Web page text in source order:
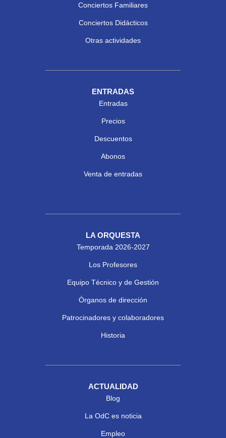
Conciertos Familiares
Conciertos Didácticos
Otras actividades
ENTRADAS
Entradas
Precios
Descuentos
Abonos
Venta de entradas
LA ORQUESTA
Temporada 2026-2027
Los Profesores
Equipo Técnico y de Gestión
Órganos de dirección
Patrocinadores y colaboradores
Historia
ACTUALIDAD
Blog
La OdC es noticia
Empleo